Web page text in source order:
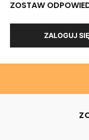
ZOSTAW
ZALOGUJ